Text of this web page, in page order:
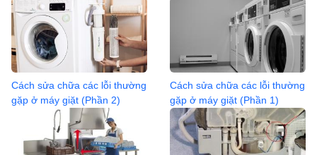
Cách sửa chữa các lỗi thường
gặp ở máy giặt (Phần 2)
Cách sửa chữa các lỗi thường
gặp ở máy giặt (Phần 1)